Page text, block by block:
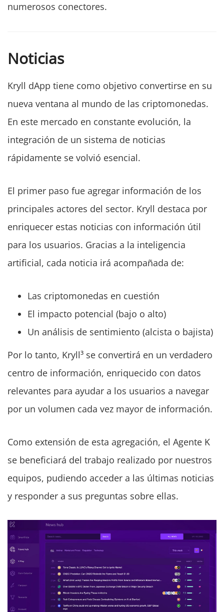
numerosos conectores.
Noticias
Kryll dApp tiene como objetivo convertirse en su
nueva ventana al mundo de las criptomonedas.
En este mercado en constante evolución, la
integración de un sistema de noticias
rápidamente se volvió esencial.
El primer paso fue agregar información de los
principales actores del sector. Kryll destaca por
enriquecer estas noticias con información útil
para los usuarios. Gracias a la inteligencia
artificial, cada noticia irá acompañada de:
Las criptomonedas en cuestión
El impacto potencial (bajo o alto)
Un análisis de sentimiento (alcista o bajista)
Por lo tanto, Kryll³ se convertirá en un verdadero
centro de información, enriquecido con datos
relevantes para ayudar a los usuarios a navegar
por un volumen cada vez mayor de información.
Como extensión de esta agregación, el Agente K
se beneficiará del trabajo realizado por nuestros
equipos, pudiendo acceder a las últimas noticias
y responder a sus preguntas sobre ellas.